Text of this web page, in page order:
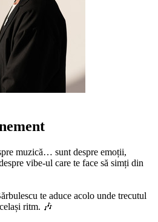
muzică… sunt despre emoții,
vibe-ul care te face să simți din
te aduce acolo unde trecutul
ritm. 🎶